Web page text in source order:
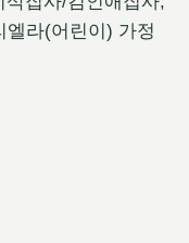
라(어린이) 가정